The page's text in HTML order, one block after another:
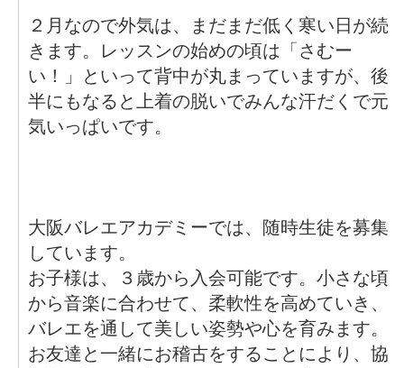
２月なので外気は、まだまだ低く寒い日が続
きます。レッスンの始めの頃は「さむー
い！」といって背中が丸まっていますが、後
半にもなると上着の脱いでみんな汗だくで元
気いっぱいです。
大阪バレエアカデミーでは、随時生徒を募集
しています。
お子様は、３歳から入会可能です。小さな頃
から音楽に合わせて、柔軟性を高めていき、
バレエを通して美しい姿勢や心を育みます。
お友達と一緒にお稽古をすることにより、協